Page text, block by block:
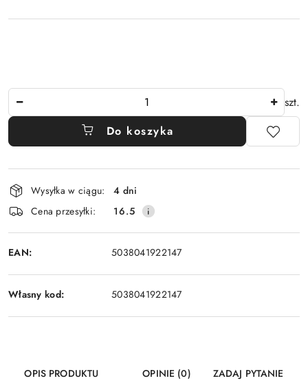
szt.
Do koszyka
Dostępność
i
dostawa
Wysyłka w ciągu:
4 dni
Cena przesyłki:
16.5
EAN: 5038041922147
Własny kod: 5038041922147
OPIS PRODUKTU OPINIE (0) ZADAJ PYTANIE